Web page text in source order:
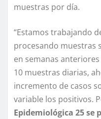
muestras por día.
“Estamos trabajando
procesando muestras
en semanas
10 muestras diarias,
incremento de casos
variable los positivos.
Epidemiológica 25 se